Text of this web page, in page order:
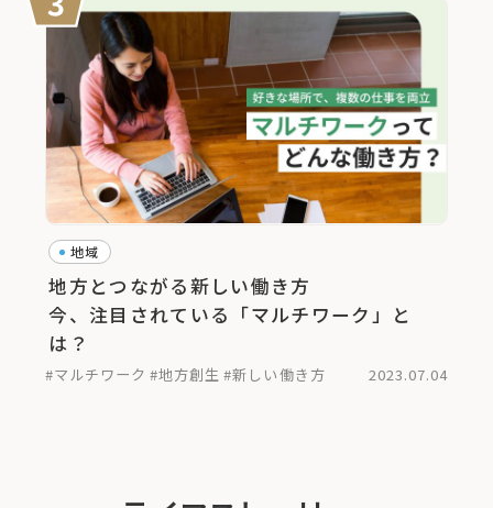
地域
地方とつながる新しい働き方
今、注目されている「マルチワーク」と
は？
#マルチワーク #地方創生 #新しい働き方 2023.07.04